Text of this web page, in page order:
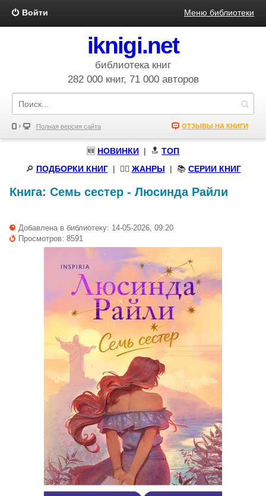
Войти Меню библиотеки
iknigi.net
библиотека книг
282 000 книг, 71 000 авторов
Полная версия сайта ОТЗЫВЫ НА КНИГИ
🆕 НОВИНКИ | 🔝 ТОП
🔎 ПОДБОРКИ КНИГ| 🧝‍♀️ ЖАНРЫ | 📚 СЕРИИ КНИГ
Книга: Семь сестер - Люсинда Райли
Добавлена в библиотеку: 14-05-2026, 09:20
Просмотров: 8591